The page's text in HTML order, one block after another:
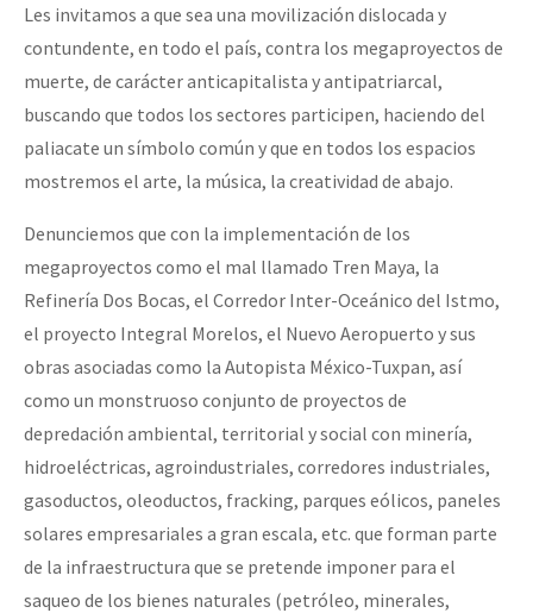
Les invitamos a que sea una movilización dislocada y
contundente, en todo el país, contra los megaproyectos de
muerte, de carácter anticapitalista y antipatriarcal,
buscando que todos los sectores participen, haciendo del
paliacate un símbolo común y que en todos los espacios
mostremos el arte, la música, la creatividad de abajo.
Denunciemos que con la implementación de los
megaproyectos como el mal llamado Tren Maya, la
Refinería Dos Bocas, el Corredor Inter-Oceánico del Istmo,
el proyecto Integral Morelos, el Nuevo Aeropuerto y sus
obras asociadas como la Autopista México-Tuxpan, así
como un monstruoso conjunto de proyectos de
depredación ambiental, territorial y social con minería,
hidroeléctricas, agroindustriales, corredores industriales,
gasoductos, oleoductos, fracking, parques eólicos, paneles
solares empresariales a gran escala, etc. que forman parte
de la infraestructura que se pretende imponer para el
saqueo de los bienes naturales (petróleo, minerales,